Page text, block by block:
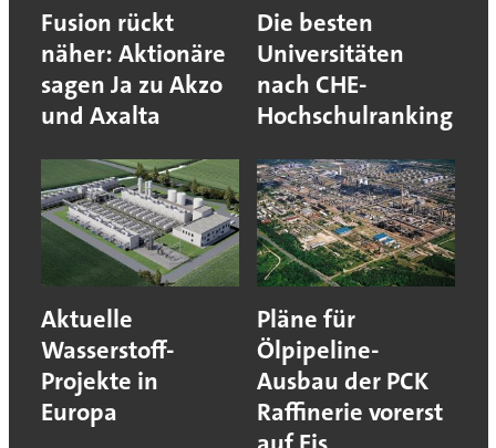
Fusion rückt
näher: Aktionäre
sagen Ja zu Akzo
und Axalta
Die besten
Universitäten
nach CHE-
Hochschulranking
Aktuelle
Wasserstoff-
Projekte in
Europa
Pläne für
Ölpipeline-
Ausbau der PCK
Raffinerie vorerst